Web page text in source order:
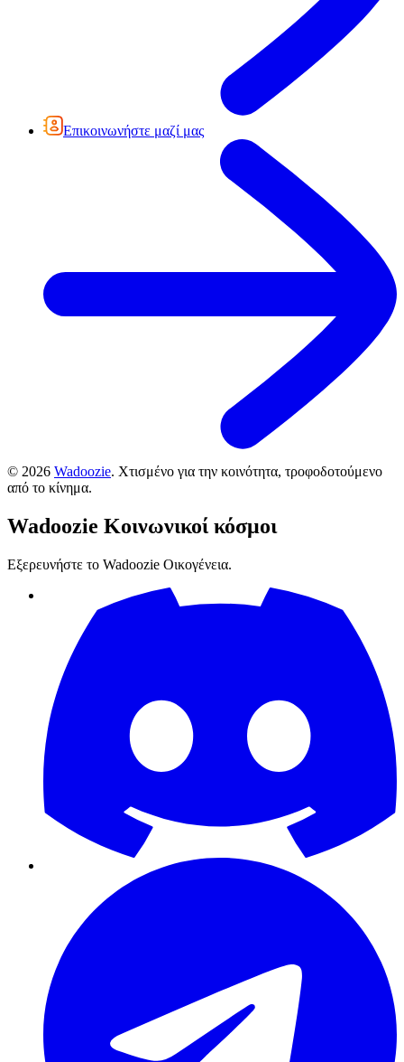
Επικοινωνήστε μαζί μας
© 2026 Wadoozie. Χτισμένο για την κοινότητα, τροφοδοτούμενο
από το κίνημα.
Wadoozie Κοινωνικοί κόσμοι
Εξερευνήστε το Wadoozie Οικογένεια.